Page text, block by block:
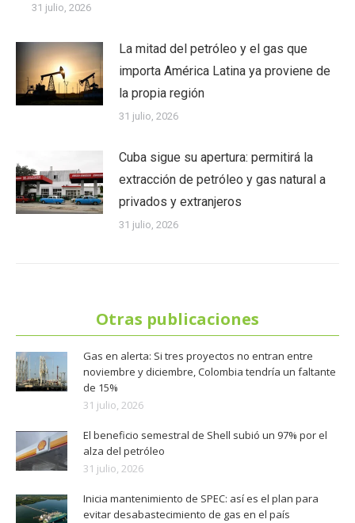
31 julio, 2026
La mitad del petróleo y el gas que
importa América Latina ya proviene de
la propia región
31 julio, 2026
Cuba sigue su apertura: permitirá la
extracción de petróleo y gas natural a
privados y extranjeros
31 julio, 2026
Otras publicaciones
Gas en alerta: Si tres proyectos no entran entre
noviembre y diciembre, Colombia tendría un faltante
de 15%
31 julio, 2026
El beneficio semestral de Shell subió un 97% por el
alza del petróleo
31 julio, 2026
Inicia mantenimiento de SPEC: así es el plan para
evitar desabastecimiento de gas en el país